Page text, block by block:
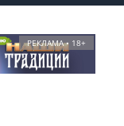
РЕКЛАМА • 18+